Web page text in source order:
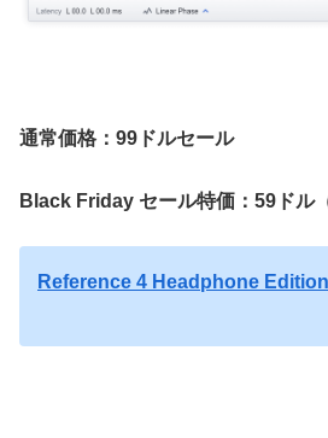
通常価格：99ドルセール
Black Friday セール特価： 59ドル
Reference 4 Headphone